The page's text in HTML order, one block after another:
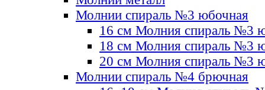
Молнии спираль №3 юбочная
16 см Молния спираль №3
18 см Молния спираль №3
20 см Молния спираль №3
Молнии спираль №4 брючная